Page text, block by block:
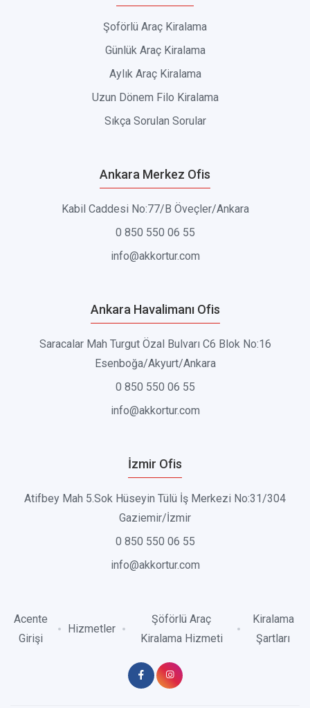
Şoförlü Araç Kiralama
Günlük Araç Kiralama
Aylık Araç Kiralama
Uzun Dönem Filo Kiralama
Sıkça Sorulan Sorular
Ankara Merkez Ofis
Kabil Caddesi No:77/B Öveçler/Ankara
0 850 550 06 55
info@akkortur.com
Ankara Havalimanı Ofis
Saracalar Mah Turgut Özal Bulvarı C6 Blok No:16
Esenboğa/Akyurt/Ankara
0 850 550 06 55
info@akkortur.com
İzmir Ofis
Atifbey Mah 5.Sok Hüseyin Tülü İş Merkezi No:31/304
Gaziemir/İzmir
0 850 550 06 55
info@akkortur.com
Acente
Girişi
Hizmetler
Şöförlü Araç
Kiralama Hizmeti
Kiralama
Şartları